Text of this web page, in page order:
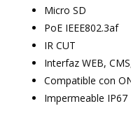
Micro SD
PoE IEEE802.3af
IR CUT
Interfaz WEB,
Compatible con
Impermeable IP67